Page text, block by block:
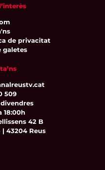
de privacitat
galetes
509
18:00h
42 B
| 43204 Reus